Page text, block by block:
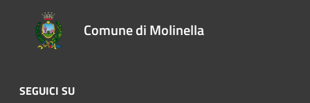
Comune di Molinella
SEGUICI SU